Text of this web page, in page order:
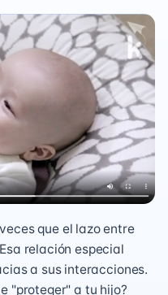
que el lazo entre
relación especial
a sus interacciones.
"proteger" a tu hijo?